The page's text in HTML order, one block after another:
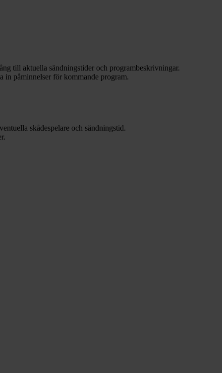
till aktuella sändningstider och programbeskrivningar.
in påminnelser för kommande program.
skådespelare och sändningstid.